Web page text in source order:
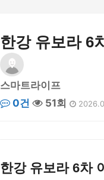
한강 유보라 6
스마트라이프
0건
51회
한강 유보라 6차